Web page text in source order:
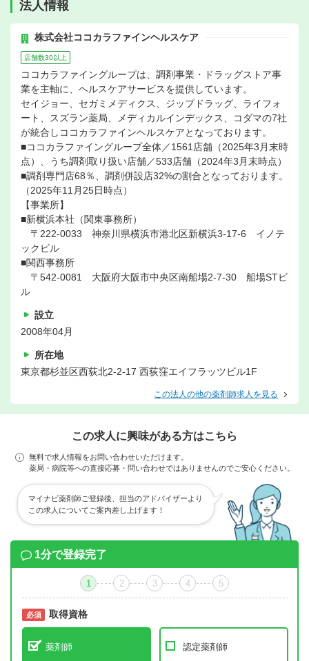
法人情報
株式会社ココカラファインヘルスケア
店舗数30以上
ココカラファイングループは、調剤事業・ドラッグストア事
業を主軸に、ヘルスケアサービスを提供しています。
セイジョー、セガミメディクス、ジップドラッグ、ライフォ
ート、スズラン薬局、メディカルインデックス、コダマの7社
が統合しココカラファインヘルスケアとなっております。
■ココカラファイングループ全体／1561店舗（2025年3月末時
点）、うち調剤取り扱い店舗／533店舗（2024年3月末時点）
■調剤専門店68％、調剤併設店32%の割合となっております。
（2025年11月25日時点）
【事業所】
■新横浜本社（関東事務所）
〒222-0033 神奈川県横浜市港北区新横浜3-17-6 イノテ
ックビル
■関西事務所
〒542-0081 大阪府大阪市中央区南船場2-7-30 船場STビ
ル
設立
2008年04月
所在地
東京都杉並区西荻北2-2-17 西荻窪エイフラッツビル1F
この法人の他の薬剤師求人を見る
この求人に興味がある方はこちら
無料で求人情報をお問い合わせいただけます。
薬局・病院等への直接応募・問い合わせではありませんのでご安心ください。
マイナビ薬剤師ご登録後、担当のアドバイザーより
この求人についてご案内差し上げます！
1分で登録完了
1 2 3 4 5
必須 取得資格
薬剤師 認定薬剤師